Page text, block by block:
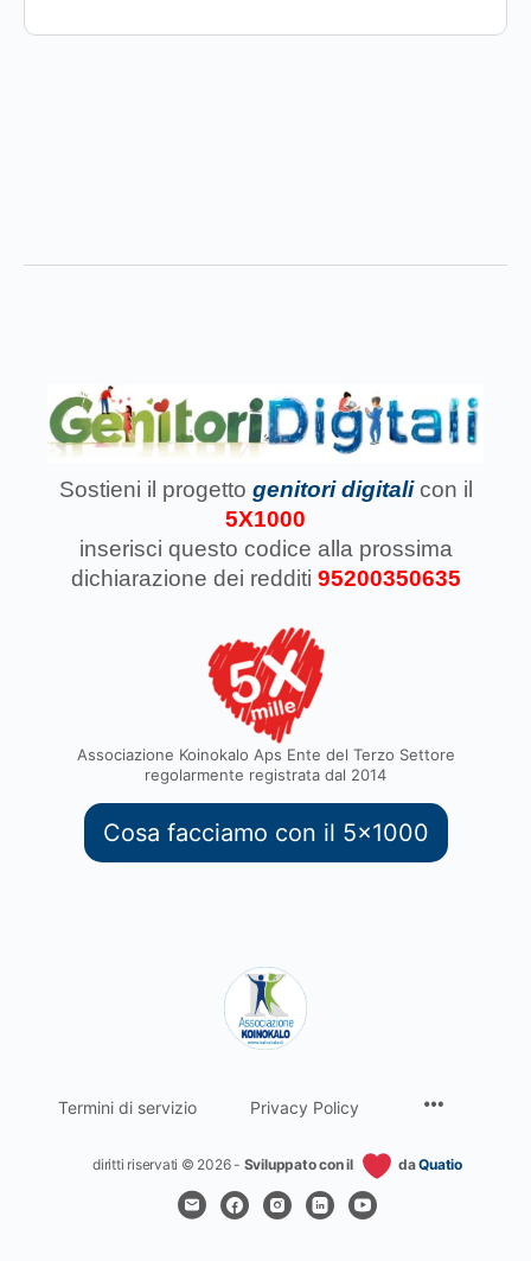
Sostieni il progetto genitori digitali con il
5X1000
inserisci questo codice alla prossima
dichiarazione dei redditi 95200350635
Associazione Koinokalo Aps Ente del Terzo Settore
regolarmente registrata dal 2014
Cosa facciamo con il 5x1000
Termini di servizio Privacy Policy
diritti riservati © 2026 - Sviluppato con il daQuatio